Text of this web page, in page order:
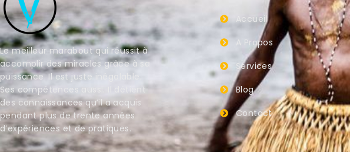
Le meilleur marabout qui réussit à
accomplir des miracles grâce à sa
puissance. Il est juste inégalable.
Ses compétences aussi. Il détient
des connaissances qu’il a acquis
pendant plus de trente années
d’expériences et de pratiques.
Accueil
A Propos
Services
Blog
Contact